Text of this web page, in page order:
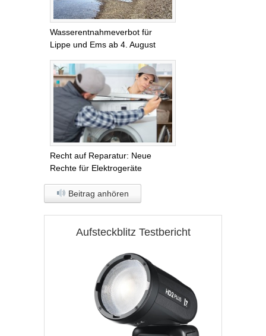
Wasserentnahmeverbot für
Lippe und Ems ab 4. August
Recht auf Reparatur: Neue
Rechte für Elektrogeräte
Beitrag anhören
Aufsteckblitz Testbericht